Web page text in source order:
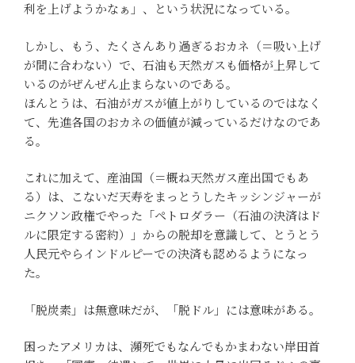
利を上げようかなぁ」、という状況になっている。
しかし、もう、たくさんあり過ぎるおカネ（＝吸い上げ
が間に合わない）で、石油も天然ガスも価格が上昇して
いるのがぜんぜん止まらないのである。
ほんとうは、石油がガスが値上がりしているのではなく
て、先進各国のおカネの価値が減っているだけなのであ
る。
これに加えて、産油国（＝概ね天然ガス産出国でもあ
る）は、こないだ天寿をまっとうしたキッシンジャーが
ニクソン政権でやった「ペトロダラー（石油の決済はド
ルに限定する密約）」からの脱却を意識して、とうとう
人民元やらインドルピーでの決済も認めるようになっ
た。
「脱炭素」は無意味だが、「脱ドル」には意味がある。
困ったアメリカは、瀕死でもなんでもかまわない岸田首